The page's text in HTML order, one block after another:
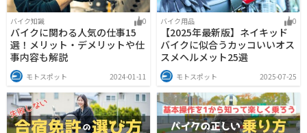
バイク知識 0
バイクに関わる人気の仕事15
選！メリット・デメリットや仕
事内容も解説
モトスポット 2024-01-11
バイク用品 0
【2025年最新版】ネイキッド
バイクに似合うカッコいいオス
スメヘルメット25選
モトスポット 2025-07-25